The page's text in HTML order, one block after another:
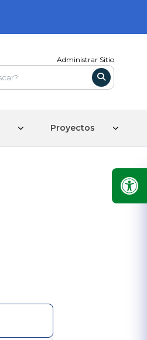
Administrar Sitio
Proyectos